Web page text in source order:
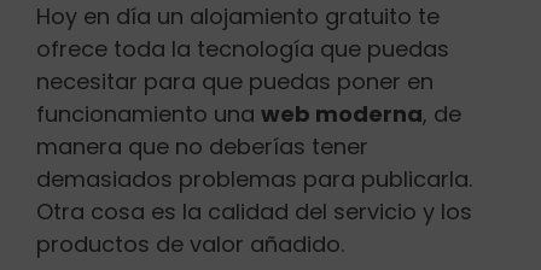
Hoy en día un alojamiento gratuito te
ofrece toda la tecnología que puedas
necesitar para que puedas poner en
funcionamiento una web moderna, de
manera que no deberías tener
demasiados problemas para publicarla.
Otra cosa es la calidad del servicio y los
productos de valor añadido.